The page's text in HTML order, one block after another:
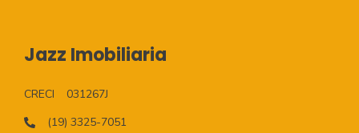
Jazz Imobiliaria
CRECI
031267J
(19) 3325-7051